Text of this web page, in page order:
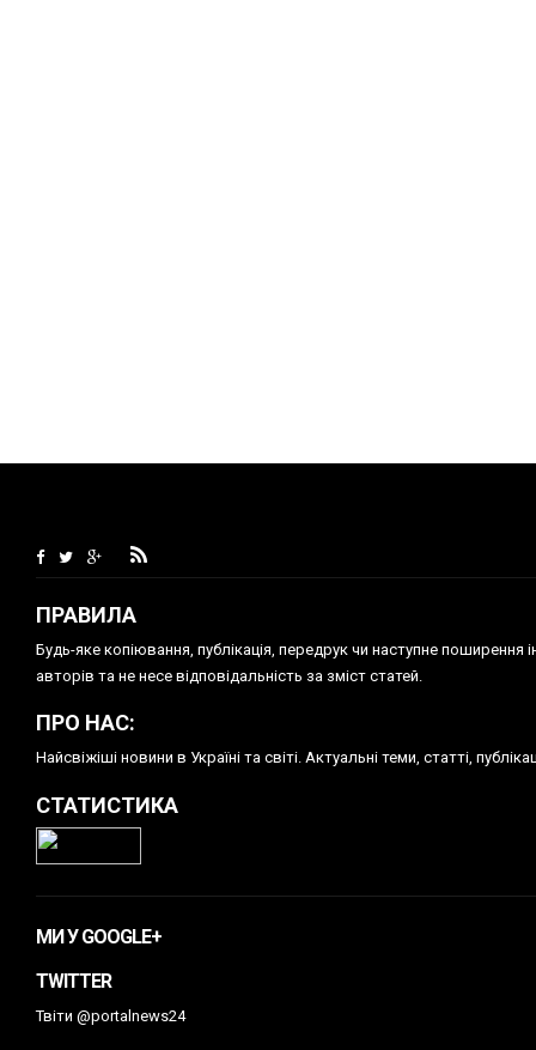
ПРАВИЛА
Будь-яке копiювання, публiкацiя, передрук чи наступне
авторів та не несе відповідальність за зміст статей.
ПРО НАС:
Найсвіжіші новини в Україні та світі. Актуальні теми, статті,
СТАТИСТИКА
МИ У GOOGLE+
TWITTER
Твіти @portalnews24